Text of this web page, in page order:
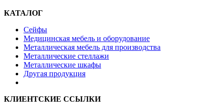
КАТАЛОГ
Сейфы
Медицинская мебель и оборудование
Металлическая мебель для производства
Металлические стеллажи
Металлические шкафы
Другая продукция
КЛИЕНТСКИЕ ССЫЛКИ